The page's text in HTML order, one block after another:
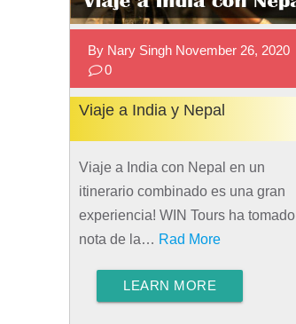
By Nary Singh November 26, 2020
0
Viaje a India y Nepal
Viaje a India con Nepal en un
itinerario combinado es una gran
experiencia! WIN Tours ha tomado
nota de la… Rad More
LEARN MORE